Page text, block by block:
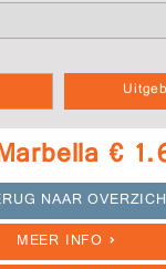
€
NAAR
MEER INFO